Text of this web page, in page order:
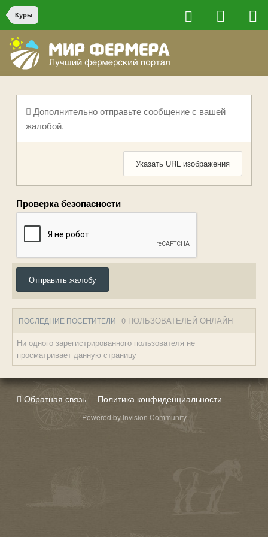
Куры
Дополнительно отправьте сообщение с вашей
жалобой.
Указать URL изображения
Проверка безопасности
Отправить жалобу
ПОСЛЕДНИЕ ПОСЕТИТЕЛИ 0 ПОЛЬЗОВАТЕЛЕЙ ОНЛАЙН
Ни одного зарегистрированного пользователя не
просматривает данную страницу
Обратная связь Политика конфиденциальности
Powered by Invision Community